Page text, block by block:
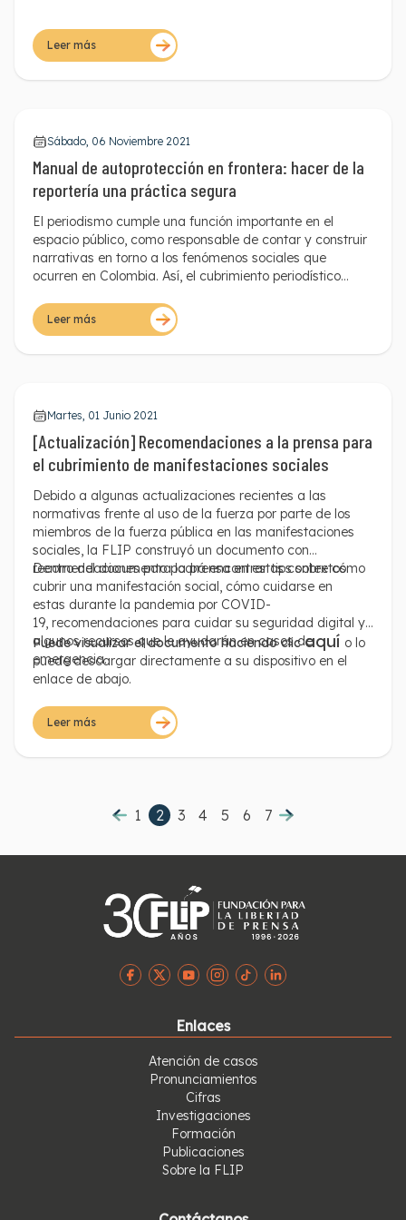
Leer más
Sábado, 06 Noviembre 2021
Manual de autoprotección en frontera: hacer de la
reportería una práctica segura
El periodismo cumple una función importante en el
espacio público, como responsable de contar y construir
narrativas en torno a los fenómenos sociales que
ocurren en Colombia. Así, el cubrimiento periodístico
tiene un rol principal en la construcción del imaginario
social frente a la migración en el país. Especialmente, si
Leer más
Martes, 01 Junio 2021
[Actualización] Recomendaciones a la prensa para
el cubrimiento de manifestaciones sociales
Debido a algunas actualizaciones recientes a las
normativas frente al uso de la fuerza por parte de los
miembros de la fuerza pública en las manifestaciones
sociales, la FLIP construyó un documento con
recomendaciones para la prensa en estos contextos.
Dentro del documento podrá encontrar tips sobre cómo
cubrir una manifestación social, cómo cuidarse en
estas durante la pandemia por COVID-
19, recomendaciones para cuidar su seguridad digital y
algunos recursos que le ayudarán en casos de
emergencia.
Puede visualizar el documento haciendo clicaquí o lo
puede descargar directamente a su dispositivo en el
enlace de abajo.
Leer más
1 2 3 4 5 6 7
Enlaces
Atención de casos
Pronunciamientos
Cifras
Investigaciones
Formación
Publicaciones
Sobre la FLIP